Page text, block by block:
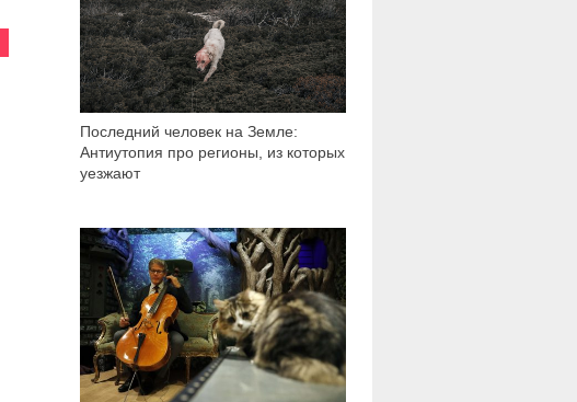
Последний человек на Земле:
Антиутопия про регионы, из которых
уезжают
4 035